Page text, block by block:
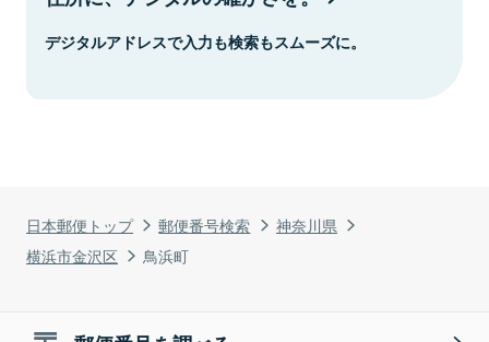
日本郵便トップ 郵便番号検索
神奈川県
横浜市金沢区
鳥浜町
デジタルアドレスで入力も検索もスムーズに。